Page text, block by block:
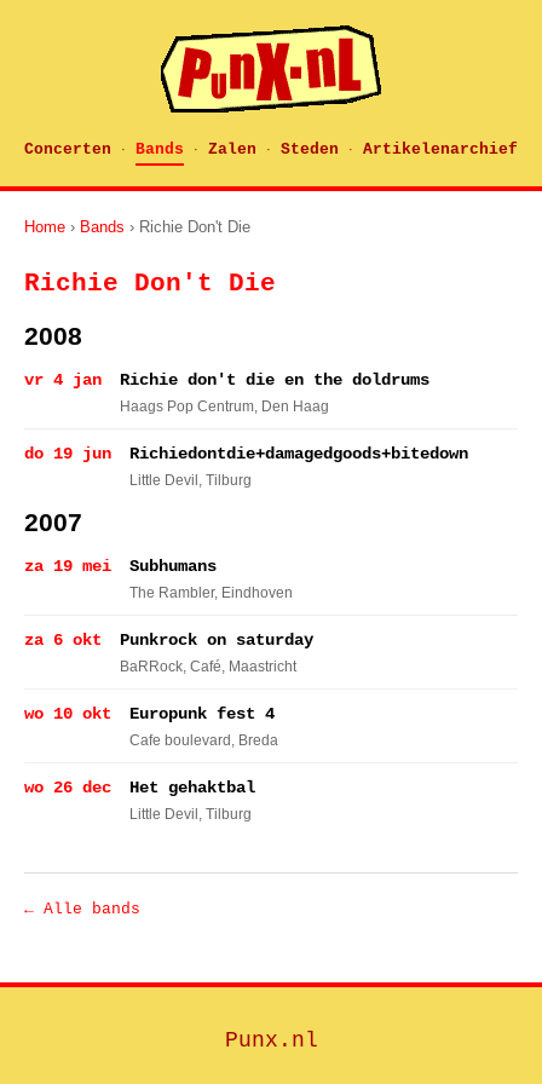
Concerten · Bands · Zalen · Steden · Artikelenarchief
Home › Bands › Richie Don't Die
Richie Don't Die
2008
vr 4 jan Richie don't die en the doldrums
Haags Pop Centrum, Den Haag
do 19 jun Richiedontdie+damagedgoods+bitedown
Little Devil , Tilburg
2007
za 19 mei Subhumans
The Rambler, Eindhoven
za 6 okt Punkrock on saturday
BaRRock, Café, Maastricht
wo 10 okt Europunk fest 4
Cafe boulevard , Breda
wo 26 dec Het gehaktbal
Little Devil , Tilburg
← Alle bands
Punx.nl